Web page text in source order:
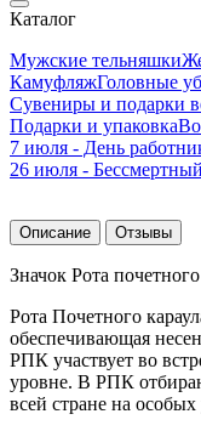
Каталог
Мужские тельняшки
КамуфляжГоловные
Сувениры и подарки
Подарки и упаковка
7 июля - День
26 июля -
Описание Отзывы
Значок Рота
Рота Почетного
обеспечивающая
РПК участвует во
уровне. В РПК
всей стране на особых